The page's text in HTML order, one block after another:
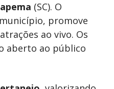
(SC). O
promove
ao vivo. Os
aberto ao público